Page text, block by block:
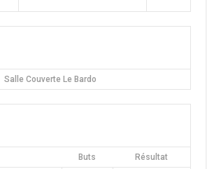
Salle Couverte Le Bardo
Buts Résultat